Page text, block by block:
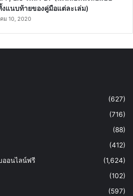
แนบท้ายของคู่มือแต่ละเล่ม)
ม 10, 2020
(627)
(716)
(88)
(412)
ออนไลน์ฟรี
(1,624)
(102)
(597)